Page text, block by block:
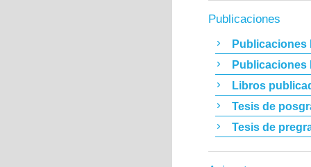
Publicaciones
Publicaciones
Publicaciones
Libros
Tesis de
Tesis de